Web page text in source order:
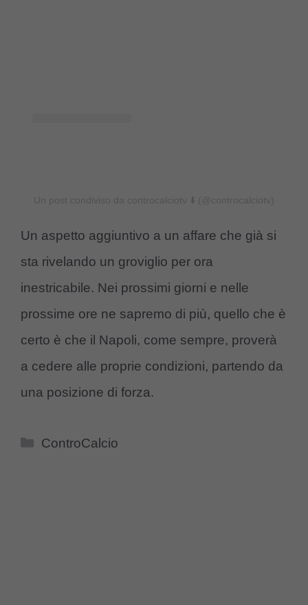
Un aspetto aggiuntivo a un affare che già si
sta rivelando un groviglio per ora
inestricabile. Nei prossimi giorni e nelle
prossime ore ne sapremo di più, quello che è
certo è che il Napoli, come sempre, proverà
a cedere alle proprie condizioni, partendo da
una posizione di forza.
Categorie
ControCalcio